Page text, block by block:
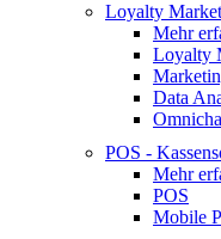
Loyalty
Mehr
Loyalty
Data
POS -
Mehr
POS
Mobile